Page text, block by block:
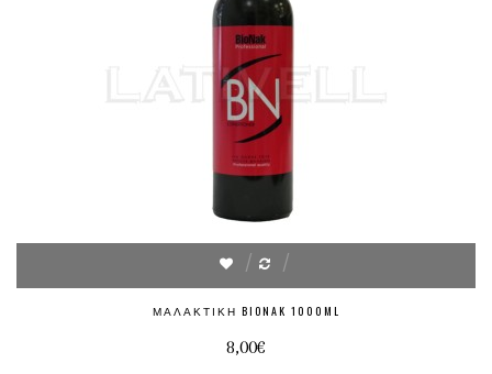
ΜΑΛΑΚΤΙΚΉ BIONAK 1000ML
8,00€